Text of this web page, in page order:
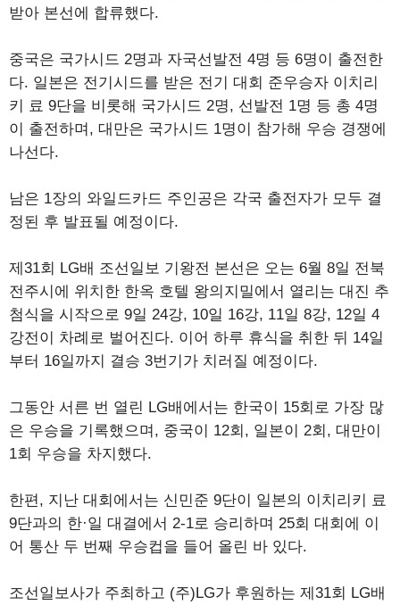
받아 본선에 합류했다.
중국은 국가시드 2명과 자국선발전 4명 등 6명이 출전한
다. 일본은 전기시드를 받은 전기 대회 준우승자 이치리
키 료 9단을 비롯해 국가시드 2명, 선발전 1명 등 총 4명
이 출전하며, 대만은 국가시드 1명이 참가해 우승 경쟁에
나선다.
남은 1장의 와일드카드 주인공은 각국 출전자가 모두 결
정된 후 발표될 예정이다.
제31회 LG배 조선일보 기왕전 본선은 오는 6월 8일 전북
전주시에 위치한 한옥 호텔 왕의지밀에서 열리는 대진 추
첨식을 시작으로 9일 24강, 10일 16강, 11일 8강, 12일 4
강전이 차례로 벌어진다. 이어 하루 휴식을 취한 뒤 14일
부터 16일까지 결승 3번기가 치러질 예정이다.
그동안 서른 번 열린 LG배에서는 한국이 15회로 가장 많
은 우승을 기록했으며, 중국이 12회, 일본이 2회, 대만이
1회 우승을 차지했다.
한편, 지난 대회에서는 신민준 9단이 일본의 이치리키 료
9단과의 한·일 대결에서 2-1로 승리하며 25회 대회에 이
어 통산 두 번째 우승컵을 들어 올린 바 있다.
조선일보사가 주최하고 (주)LG가 후원하는 제31회 LG배